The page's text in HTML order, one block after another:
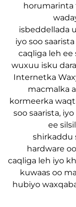
iyo soo
wuxuu
soo
caqliga
hubiyo